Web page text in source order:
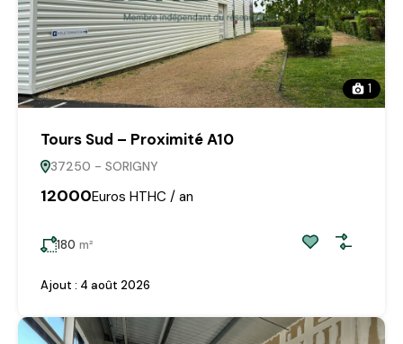
1
Tours Sud – Proximité A10
37250 - SORIGNY
12000Euros HTHC / an
180 m²
Ajout : 4 août 2026